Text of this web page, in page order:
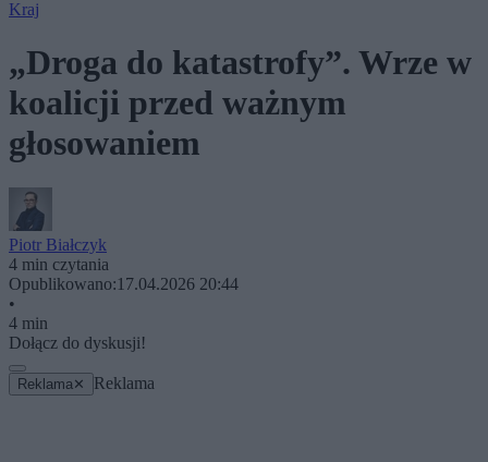
Kraj
„Droga do katastrofy”. Wrze w
koalicji przed ważnym
głosowaniem
Piotr Białczyk
4 min czytania
Opublikowano:17.04.2026 20:44
•
4 min
Dołącz do dyskusji!
Reklama ✕ Reklama